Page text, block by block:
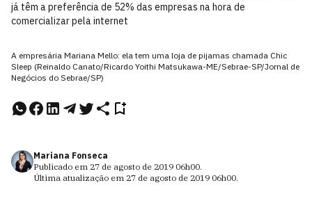
já têm a preferência de 52% das empresas na hora de
comercializar pela internet
A empresária Mariana Mello: ela tem uma loja de pijamas chamada Chic
Sleep (Reinaldo Canato/Ricardo Yoithi Matsukawa-ME/Sebrae-SP/Jornal de
Negócios do Sebrae/SP)
Mariana Fonseca
Publicado em 27 de agosto de 2019 06h00.
Última atualização em 27 de agosto de 2019 06h00.